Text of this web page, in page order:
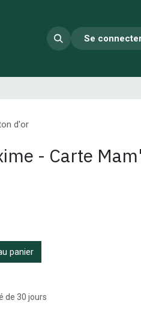
Se
d'or
- Carte
panier
de 30 jours